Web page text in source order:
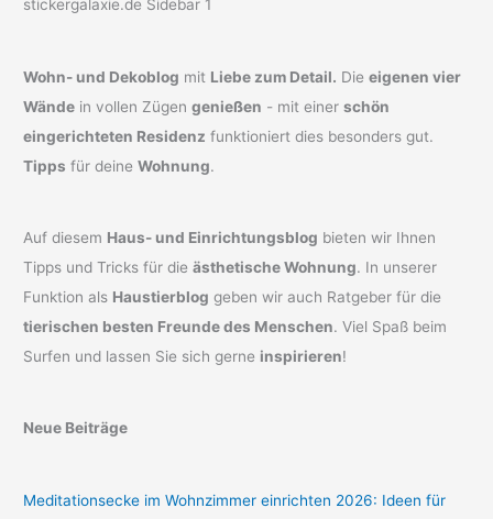
Wohn- und Dekoblog mit Liebe zum Detail. Dieeigenen vier
Wände in vollen Zügengenießen - mit einerschön
eingerichteten Residenz funktioniert dies besonders gut.
Tipps für deineWohnung.
Auf diesem Haus- und Einrichtungsblog bieten wir Ihnen
Tipps und Tricks für dieästhetische Wohnung. In unserer
Funktion als Haustierblog geben wir auch Ratgeber für die
tierischen besten Freunde des Menschen. Viel Spaß beim
Surfen und lassen Sie sich gerne inspirieren!
Neue Beiträge
Meditationsecke im Wohnzimmer einrichten 2026: Ideen für